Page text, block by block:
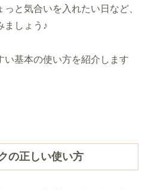
と気合いを入れたい日など、
ましょう♪
い基本の使い方を紹介します
の正しい使い方